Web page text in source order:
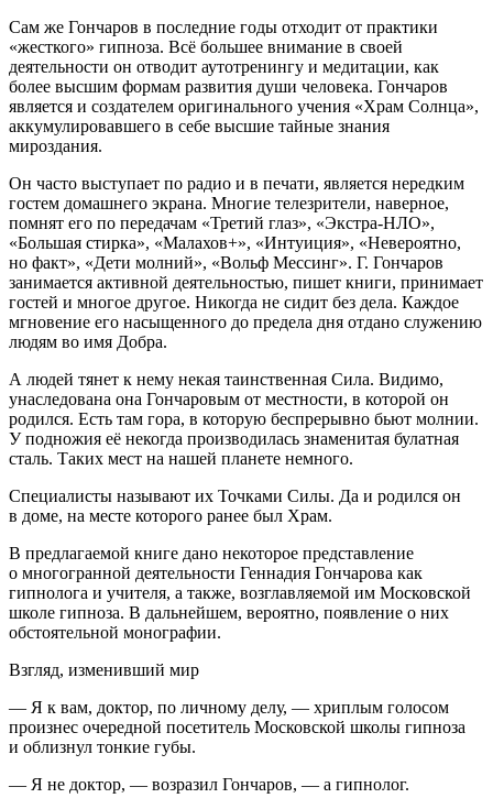
Сам же Гончаров в последние годы отходит от практики
«жесткого» гипноза. Всё большее внимание в своей
деятельности он отводит аутотренингу и медитации, как
более высшим формам развития души человека. Гончаров
является и создателем оригинального учения «Храм Солнца»,
аккумулировавшего в себе высшие тайные знания
мироздания.
Он часто выступает по радио и в печати, является нередким
гостем домашнего экрана. Многие телезрители, наверное,
помнят его по передачам «Третий глаз», «Экстра-НЛО»,
«Большая стирка», «Малахов+», «Интуиция», «Невероятно,
но факт», «Дети молний», «Вольф Мессинг». Г. Гончаров
занимается активной деятельностью, пишет книги, принимает
гостей и многое другое. Никогда не сидит без дела. Каждое
мгновение его насыщенного до предела дня отдано служению
людям во имя Добра.
А людей тянет к нему некая таинственная Сила. Видимо,
унаследована она Гончаровым от местности, в которой он
родился. Есть там гора, в которую беспрерывно бьют молнии.
У подножия её некогда производилась знаменитая булатная
сталь. Таких мест на нашей планете немного.
Специалисты называют их Точками Силы. Да и родился он
в доме, на месте которого ранее был Храм.
В предлагаемой книге дано некоторое представление
о многогранной деятельности Геннадия Гончарова как
гипнолога и учителя, а также, возглавляемой им Московской
школе гипноза. В дальнейшем, вероятно, появление о них
обстоятельной монографии.
Взгляд, изменивший мир
— Я к вам, доктор, по личному делу, — хриплым голосом
произнес очередной посетитель Московской школы гипноза
и облизнул тонкие губы.
— Я не доктор, — возразил Гончаров, — а гипнолог.